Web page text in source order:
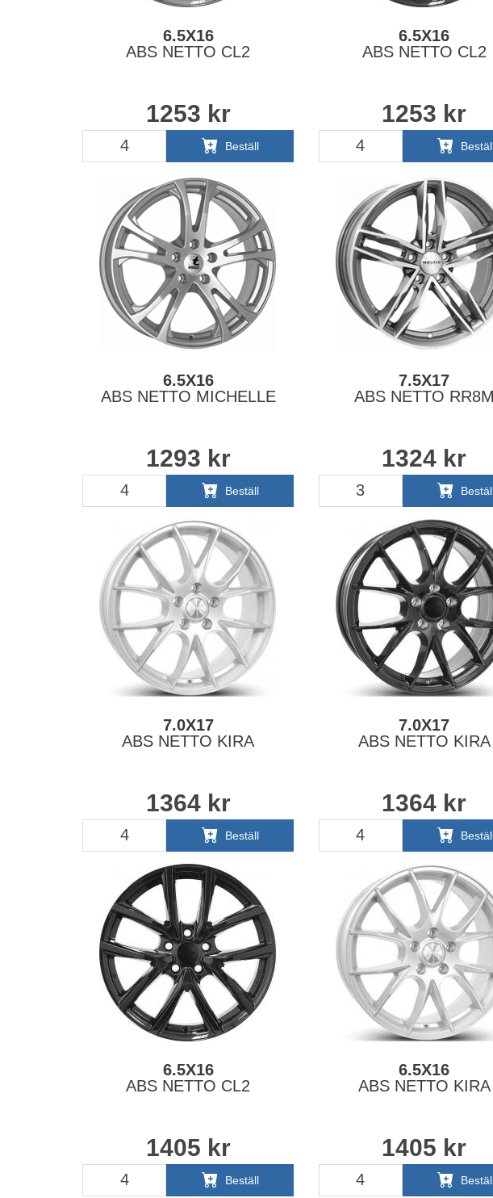
6.5X16
ABS NETTO CL2
1253 kr
Beställ
6.5X16
ABS NETTO CL2
1253 kr
6.5X16
ABS NETTO MICHELLE
1293 kr
Beställ
7.5X17
ABS NETTO RR8M
1324 kr
7.0X17
ABS NETTO KIRA
1364kr
Beställ
7.0X17
ABS NETTO KIRA
1364 kr
6.5X16
ABS NETTO CL2
1405 kr
Beställ
6.5X16
ABS NETTO KIRA
1405 kr